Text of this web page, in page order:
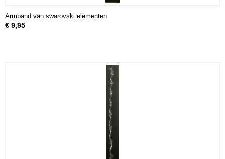
Armband van swarovski elementen
€ 9,95